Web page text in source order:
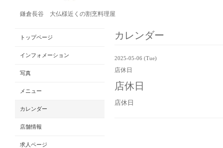
鎌倉長谷 大仏様近くの割烹料理屋
カレンダー
2025-05-06 (Tue)
店休日
店休日
店休日
トップページ
インフォメーション
写真
メニュー
カレンダー
店舗情報
求人ページ